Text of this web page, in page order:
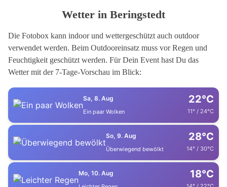
Wetter in Beringstedt
Die Fotobox kann indoor und wettergeschützt auch outdoor
verwendet werden. Beim Outdooreinsatz muss vor Regen und
Feuchtigkeit geschützt werden. Für Dein Event hast Du das
Wetter mit der 7-Tage-Vorschau im Blick:
Sa, 8. Aug
Ein paar Wolken
22°C
11° / 24°C
So, 9. Aug
Überwiegend bewölkt
28°C
14° / 30°C
Mo, 10. Aug 18°C